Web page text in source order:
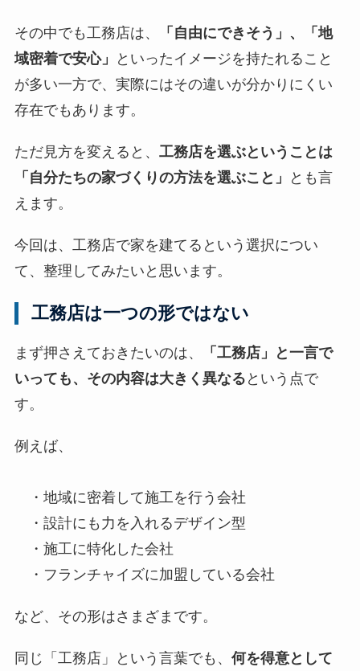
その中でも工務店は、
「自由にできそう」、「地
域密着で安心」
といったイメージを持たれること
が多い一方で、実際にはその違いが分かりにくい
存在でもあります。
ただ見方を変えると、 工務店を選ぶということは
「自分たちの家づくりの方法を選ぶこと」
とも言
えます。
今回は、工務店で家を建てるという選択につい
て、整理してみたいと思います。
工務店は一つの形ではない
まず押さえておきたいのは、
「工務店」と一言で
いっても、その内容は大きく異なる という点で
す。
例えば、
・地域に密着して施工を行う会社
・設計にも力を入れるデザイン型
・施工に特化した会社
・フランチャイズに加盟している会社
など、その形はさまざまです。
同じ「工務店」という言葉でも、 何を得意として